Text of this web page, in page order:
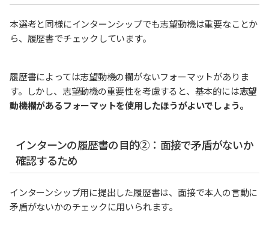
本選考と同様にインターンシップでも志望動機は重要なことか
ら、履歴書でチェックしています。
履歴書によっては志望動機の欄がないフォーマットがありま
す。しかし、志望動機の重要性を考慮すると、基本的には志望
動機欄があるフォーマットを使用したほうがよいでしょう。
インターンの履歴書の目的②：面接で矛盾がないか
確認するため
インターンシップ用に提出した履歴書は、面接で本人の言動に
矛盾がないかのチェックに用いられます。